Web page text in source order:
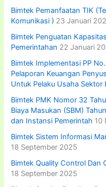
Bimtek Pemanfaatan TIK
Komunikasi ) 23 Januari
Bimtek Penguatan
Pemerintahan 22 Januari
Bimtek Implementasi PP
Pelaporan Keuangan
Untuk Pelaku Usaha Sektor
Bimtek PMK Nomor 32
Biaya Masukan (SBM)
dan Instansi Pemerintah 10
Bimtek Sistem Informasi
18 September 2025
Bimtek Quality Control Dan
18 September 2025